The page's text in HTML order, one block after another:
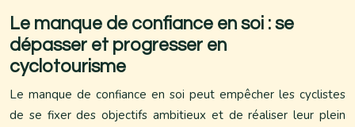
Le manque de confiance en soi : se
dépasser et progresser en
cyclotourisme
Le manque de confiance en soi peut empêcher les cyclistes
de se fixer des objectifs ambitieux et de réaliser leur plein